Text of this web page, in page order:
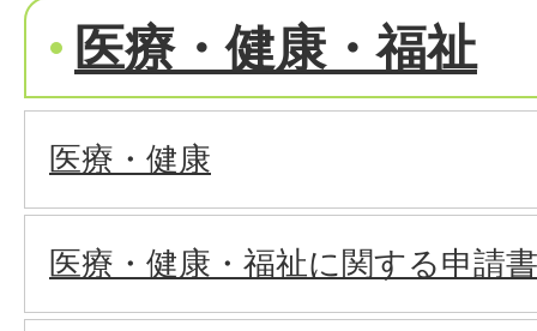
医療・健康・福祉
医療・健康
医療・健康・福祉に関する申請書